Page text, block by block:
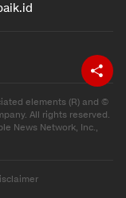
elements (R) and ©
All rights reserved.
News Network, Inc.,